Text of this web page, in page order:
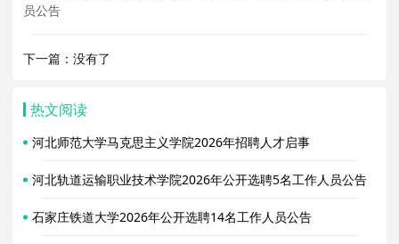
员公告
下一篇：没有了
热文阅读
河北师范大学马克思主义学院2026年招聘人才启事
河北轨道运输职业技术学院2026年公开选聘5名工作人员公告
石家庄铁道大学2026年公开选聘14名工作人员公告